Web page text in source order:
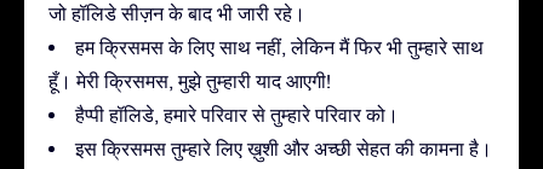
जो हॉलिडे सीज़न के बाद भी जारी रहे।
हम क्रिसमस के लिए साथ नहीं, लेकिन मैं फिर भी तुम्हारे साथ
हूँ। मेरी क्रिसमस, मुझे तुम्हारी याद आएगी!
हैप्पी हॉलिडे, हमारे परिवार से तुम्हारे परिवार को।
इस क्रिसमस तुम्हारे लिए ख़ुशी और अच्छी सेहत की कामना है।